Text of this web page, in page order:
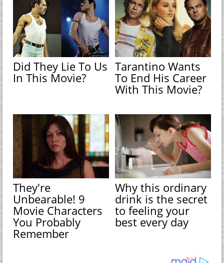
Did They Lie To Us
In This Movie?
Tarantino Wants
To End His Career
With This Movie?
They're
Unbearable! 9
Movie Characters
You Probably
Remember
Why this ordinary
drink is the secret
to feeling your
best every day